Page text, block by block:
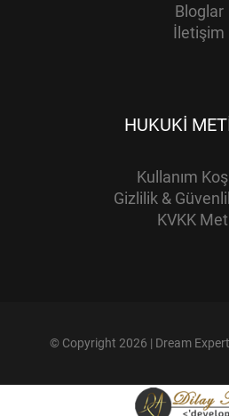
Bloglar
İletişim
HUKUKI
Kullanım
Gizlilik &
KVKK
© Copyright 2026 | Dream Expert